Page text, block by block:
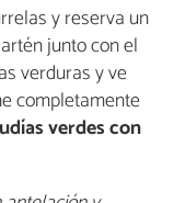
y reserva un
junto con el
verduras y ve
completamente
verdes con